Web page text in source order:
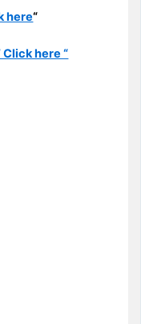
here“
Click here “